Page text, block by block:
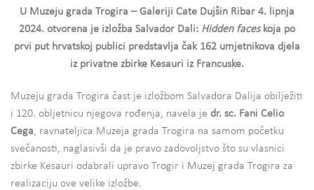
U Muzeju grada Trogira – Galeriji Cate Dujšin Ribar 4. lipnja
2024. otvorena je izložba Salvador Dali: Hidden faceskoja po
prvi put hrvatskoj publici predstavlja čak 162 umjetnikova djela
iz privatne zbirke Kesauri iz Francuske.
Muzeju grada Trogira čast je izložbom Salvadora Dalija obilježiti
i 120. obljetnicu njegova rođenja, navela je dr. sc. Fani Celio
Cega, ravnateljica Muzeja grada Trogira na samom početku
svečanosti, naglasivši da je pravo zadovoljstvo što su vlasnici
zbirke Kesauri odabrali upravo Trogir i Muzej grada Trogira za
realizaciju ove velike izložbe.